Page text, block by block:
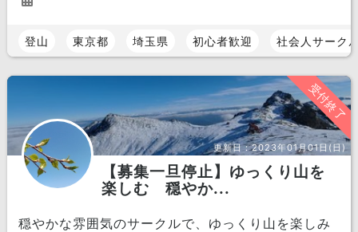
登山 東京都 埼玉県 初心者歓迎 社会人サーク
受付終了
更新日：2023年01月01日(日)
【募集一旦停止】ゆっくり山を
楽しむ 穏やか...
穏やかな雰囲気のサークルで、ゆっくり山を楽しみ